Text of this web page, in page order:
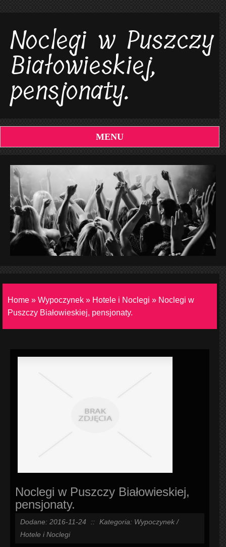
Noclegi w Puszczy
Białowieskiej,
pensjonaty.
MENU
Home » Wypoczynek » Hotele i Noclegi » Noclegi w
Puszczy Białowieskiej, pensjonaty.
Noclegi w Puszczy Białowieskiej,
pensjonaty.
Dodane: 2016-11-24 ::
Kategoria: Wypoczynek /
Hotele i Noclegi